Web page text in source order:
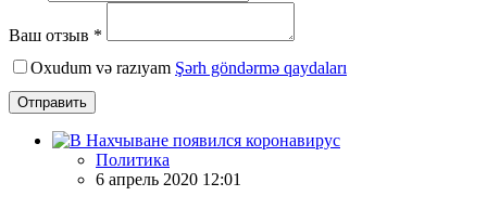
Ваш отзыв *
Oxudum və razıyam Şərh göndərmə qaydaları
Отправить
Политика
6 апрель 2020 12:01